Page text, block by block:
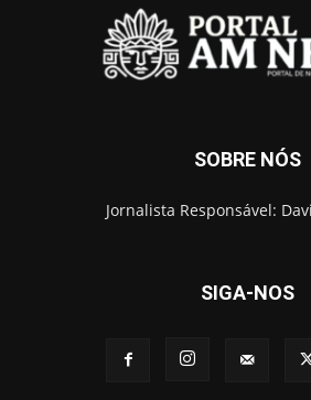
SOBRE NÓS
Jornalista Responsável:
SIGA-NOS